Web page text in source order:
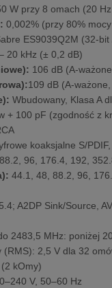
W przy 8 omach (20
0,002% (przy 80%
ES9039Q2M (32-bit
20 kHz (± 0,2 dB)
106 dB (A-
109 dB (A-
Wbudowany, Klasa A
+ 100 pF (zgodność z
koaksjalne S/
96, 176.4, 192,
44.1, 48, 88.2, 96,
A2DP Sink/Source,
2483,5 MHz: poniżej
(RMS): 2,5 V dla 32
kOmy)
V, 50–60 Hz